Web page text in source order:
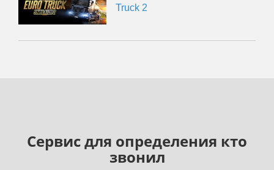
Truck 2
Сервис для определения кто
звонил